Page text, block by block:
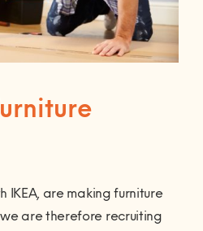
IKEA, are making furniture
are therefore recruiting